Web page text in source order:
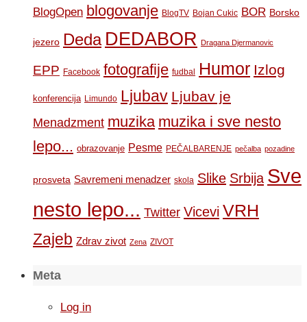
BlogOpen blogovanje BlogTV Bojan Cukic BOR Borsko
jezero Deda DEDABOR Dragana Djermanovic
EPP Facebook fotografije fudbal Humor Izlog
konferencija Limundo Ljubav Ljubav je
Menadzment muzika muzika i sve nesto
lepo... obrazovanje Pesme PEČALBARENJE pečalba pozadine
prosveta Savremeni menadzer skola Slike Srbija Sve
nesto lepo... Twitter Vicevi VRH
Zajeb Zdrav zivot Zena ZIVOT
Meta
Log in